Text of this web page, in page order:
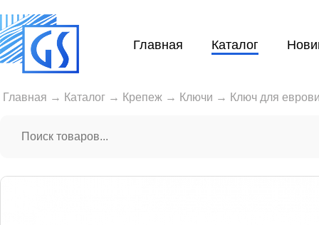
Главная Каталог
Главная → Каталог → Крепеж → Ключи → Ключ для